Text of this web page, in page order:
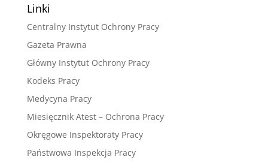
Linki
Centralny Instytut Ochrony Pracy
Gazeta Prawna
Główny Instytut Ochrony Pracy
Kodeks Pracy
Medycyna Pracy
Miesięcznik Atest – Ochrona Pracy
Okręgowe Inspektoraty Pracy
Państwowa Inspekcja Pracy